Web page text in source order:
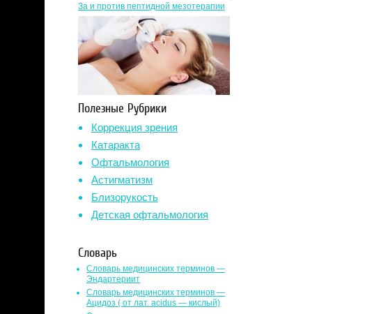
За и против пептидной мезотерапии
Полезные Рубрики
Коррекция зрения
Катаракта
Офтальмология
Астигматизм
Близорукость
Детская офтальмология
Словарь
Словарь медицинских терминов —
Эндартериит
Словарь медицинских терминов —
Ацидоз ( от лат. асidus — кислый)